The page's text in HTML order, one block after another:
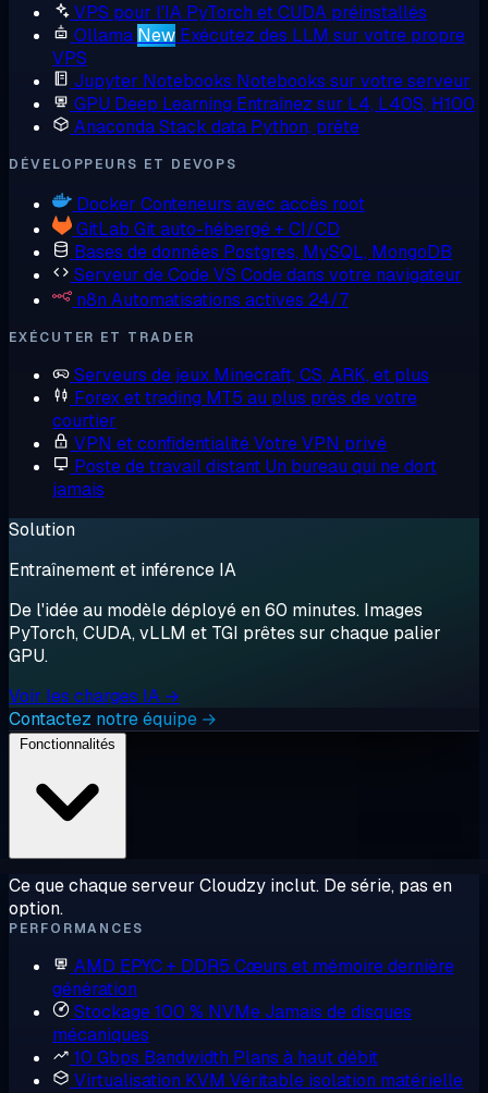
VPS pour l'IA PyTorch et CUDA préinstallés
Ollama New Exécutez des LLM sur votre propre
VPS
Jupyter Notebooks Notebooks sur votre serveur
GPU Deep Learning Entraînez sur L4, L40S, H100
AnacondaStack data Python, prête
DÉVELOPPEURS ET DEVOPS
Docker Conteneurs avec accès root
GitLab Git auto-hébergé + CI/CD
Bases de données Postgres, MySQL, MongoDB
Serveur de CodeVS Code dans votre navigateur
n8n Automatisations actives 24/7
EXÉCUTER ET TRADER
Serveurs de jeux Minecraft, CS, ARK, et plus
Forex et trading MT5 au plus près de votre
courtier
VPN et confidentialitéVotre VPN privé
Poste de travail distant Un bureau qui ne dort
jamais
Solution
Entraînement et inférence IA
De l'idée au modèle déployé en 60 minutes. Images
PyTorch, CUDA, vLLM et TGI prêtes sur chaque palier
GPU.
Voir les charges IA →
Contactez notre équipe →
Ce que chaque serveur Cloudzy inclut. De série, pas en
option.
PERFORMANCES
AMD EPYC + DDR5 Cœurs et mémoire dernière
génération
Stockage 100 % NVMeJamais de disques
mécaniques
10 Gbps Bandwidth Plans à haut débit
Virtualisation KVM Véritable isolation matérielle